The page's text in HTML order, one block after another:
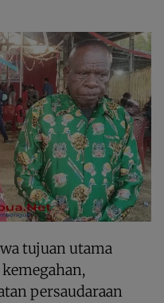
tujuan utama
persaudaraan